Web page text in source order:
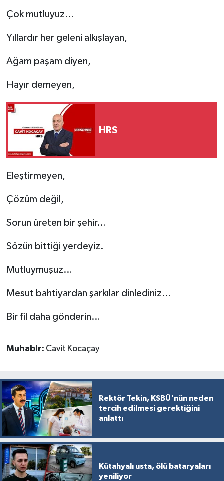
Çok mutluyuz…
Yıllardır her geleni alkışlayan,
Ağam paşam diyen,
Hayır demeyen,
HRS
Eleştirmeyen,
Çözüm değil,
Sorun üreten bir şehir…
Sözün bittiği yerdeyiz.
Mutluymuşuz…
Mesut bahtiyardan şarkılar dinlediniz…
Bir fil daha gönderin…
Muhabir: Cavit Kocaçay
Rektör Tekin, KSBÜ'nün neden
tercih edilmesi gerektiğini
anlattı
Kütahyalı usta, ölü bataryaları
yeniliyor